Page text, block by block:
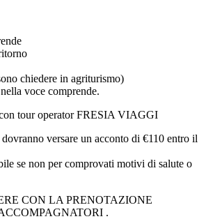
chiedere in agriturismo)
voce comprende.
tour operator FRESIA VIAGGI
versare un acconto di €110 entro il
se non per comprovati motivi di salute o
CON LA PRENOTAZIONE
.